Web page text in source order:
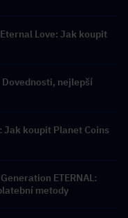
Love: Jak koupit
Dovednosti, nejlepší
Jak koupit Planet Coins
ETERNAL:
metody